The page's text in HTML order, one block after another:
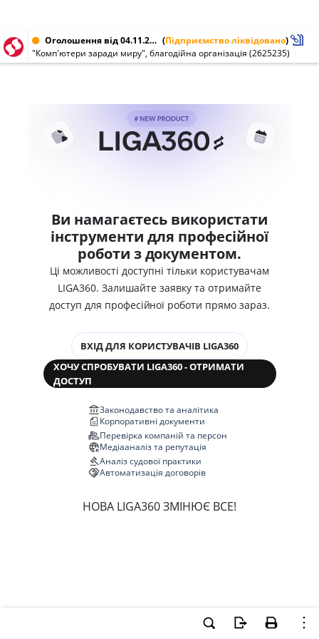
Оголошення від 04.11.2003 № 2625235 (Підприємство ліквідовано)
"Комп'ютери заради миру", благодійна організація (2625235)
Ви намагаєтесь використати
інструменти для професійної
роботи з документом.
Ці можливості доступні тільки користувачам
LIGA360. Залишайте заявку та отримайте
доступ для професійної роботи прямо зараз.
ВХІД ДЛЯ КОРИСТУВАЧІВ LIGA360
ХОЧУ СПРОБУВАТИ LIGA360 - ОТРИМАТИ
ДОСТУП
Законодавство та аналітика
Корпоративні документи
Перевірка компаній та персон
Медіааналіз та репутація
Аналіз судової практики
Автоматизація договорів
НОВА LIGA360 ЗМІНЮЄ ВСЕ!